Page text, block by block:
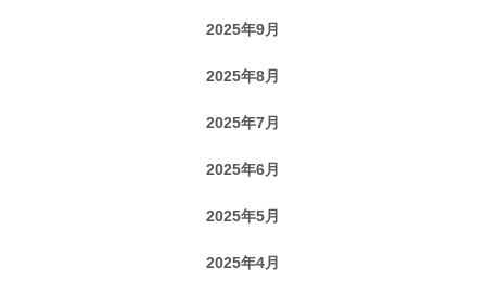
2025年9月
2025年8月
2025年7月
2025年6月
2025年5月
2025年4月